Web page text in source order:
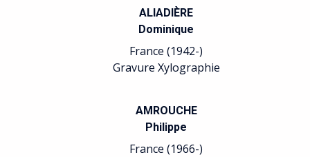
ALIADIÈRE
Dominique
France (1942-)
Gravure Xylographie
AMROUCHE
Philippe
France (1966-)